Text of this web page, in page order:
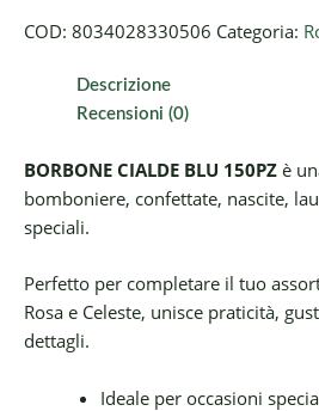
COD: 8034028330506 Categoria:
Descrizione
Recensioni (0)
BORBONE CIALDE BLU 150PZ è
bomboniere, confettate, nascite,
speciali.
Perfetto per completare il tuo
Rosa e Celeste, unisce praticità,
dettagli.
Ideale per occasioni